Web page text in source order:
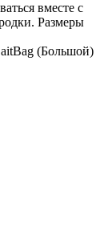
вместе с
Размеры
(Большой)